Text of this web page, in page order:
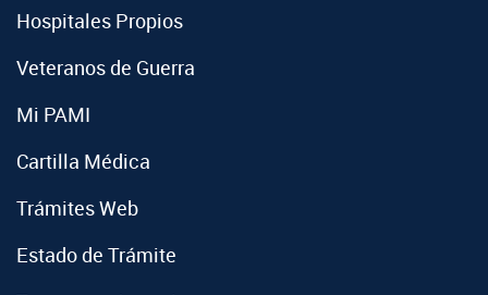
Hospitales Propios
Veteranos de Guerra
Mi PAMI
Cartilla Médica
Trámites Web
Estado de Trámite